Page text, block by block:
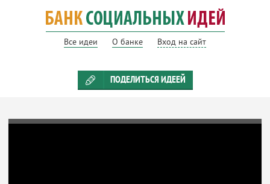
Все идеи О банке Вход на сайт
ПОДЕЛИТЬСЯ ИДЕЕЙ